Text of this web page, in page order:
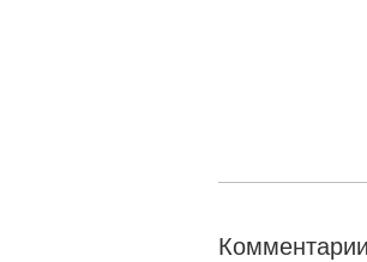
Комментарии